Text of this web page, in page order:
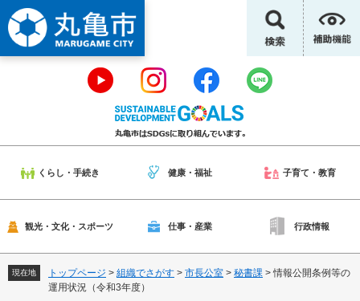
ー
ジ
の
。
ニ
ュ
ー
て
くらし・手続き 健康・福祉 子育て・教育
観光・文化・スポーツ 仕事・産業 行政情報
現在地 トップページ > 組織でさがす > 市長公室 > 秘書課 >情報公開条例等の
運用状況（令和3年度）